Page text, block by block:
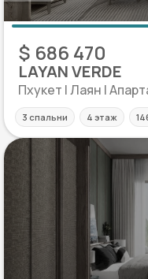
$ 686 470
LAYAN VERDE
Пхукет | Лаян |
3 спальни 4 этаж